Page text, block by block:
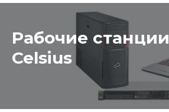
Рабочие
Celsius